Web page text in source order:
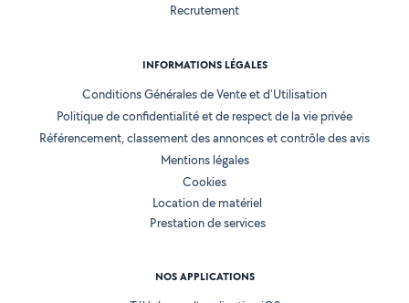
Recrutement
INFORMATIONS LÉGALES
Conditions Générales de Vente et d'Utilisation
Politique de confidentialité et de respect de la vie privée
Référencement, classement des annonces et contrôle des avis
Mentions légales
Cookies
Location de matériel
Prestation de services
NOS APPLICATIONS